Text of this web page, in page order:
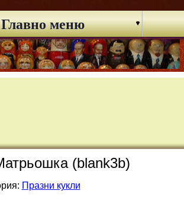
Главно меню
(blank3b)
Празни кукли